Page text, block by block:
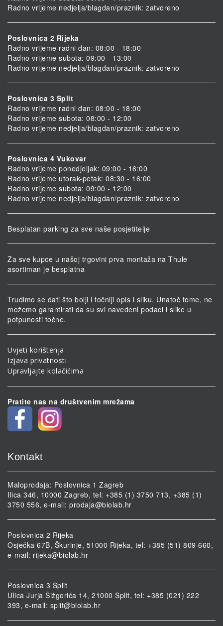
Radno vrijeme nedjelja/blagdan/praznik: zatvoreno
Poslovnica 2 Rijeka
Radno vrijeme radni dan: 08:00 - 18:00
Radno vrijeme subota: 09:00 - 13:00
Radno vrijeme nedjelja/blagdan/praznik: zatvoreno
Poslovnica 3 Split
Radno vrijeme radni dan: 08:00 - 18:00
Radno vrijeme subota: 08:00 - 12:00
Radno vrijeme nedjelja/blagdan/praznik: zatvoreno
Poslovnica 4 Vukovar
Radno vrijeme ponedjeljak: 09:00 - 16:00
Radno vrijeme utorak-petak: 08:30 - 16:00
Radno vrijeme subota: 09:00 - 12:00
Radno vrijeme nedjelja/blagdan/praznik: zatvoreno
Besplatan parking za sve naše posjetitelje
Za sve kupce u našoj trgovini prva montaža na Thule
asortiman je besplatna
Trudimo se dati što bolji i točniji opis i sliku. Unatoč tome, ne
možemo garantirati da su svi navedeni podaci i slike u
potpunosti točne.
Uvjeti korištenja
Izjava privatnosti
Upravljajte kolačićima
Pratite nas na društvenim mrežama
Kontakt
Maloprodaja: Poslovnica 1 Zagreb
Ilica 346, 10000 Zagreb, tel: +385 (1) 3750 713, +385 (1)
3750 556, e-mail: prodaja@biolab.hr
Poslovnica 2 Rijeka
Osječka 67B, Škurinje, 51000 Rijeka, tel: +385 (51) 809 660,
e-mail: rijeka@biolab.hr
Poslovnica 3 Split
Ulica Jurja Šižgorića 14, 21000 Split, tel: +385 (021) 222
393, e-mail: split@biolab.hr